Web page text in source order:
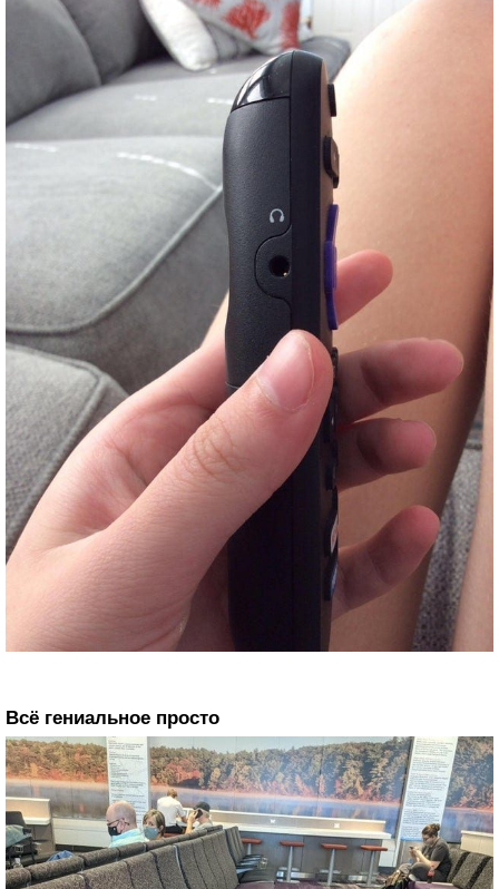
Всё гениальное просто